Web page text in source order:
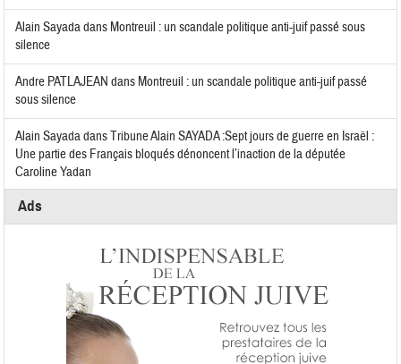
Alain Sayadadans Montreuil : un scandale politique anti-juif passé sous
silence
Andre PATLAJEAN dans Montreuil : un scandale politique anti-juif passé
sous silence
Alain SayadadansTribune Alain SAYADA :Sept jours de guerre en Israël :
Une partie des Français bloqués dénoncent l’inaction de la députée
Caroline Yadan
Ads